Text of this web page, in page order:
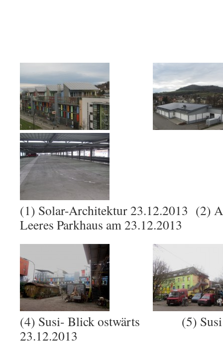
(1) Solar-Architektur 23.12.2013 (2)
Leeres Parkhaus am 23.12.2013
(4) Susi- Blick ostwärts (5) Susi
23.12.2013